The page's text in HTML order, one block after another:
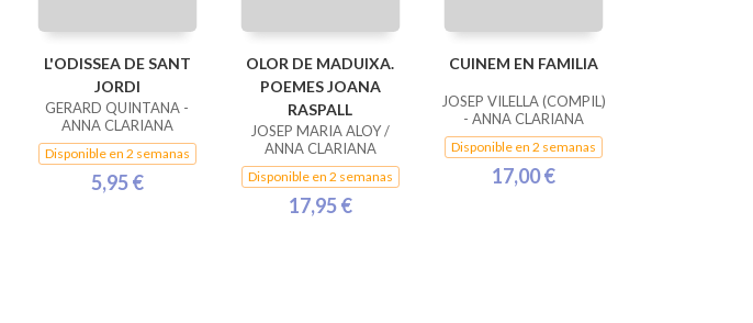
L'ODISSEA DE SANT
JORDI
GERARD QUINTANA -
ANNA CLARIANA
Disponible en 2 semanas
5,95 €
OLOR DE MADUIXA.
POEMES JOANA
RASPALL
JOSEP MARIA ALOY /
ANNA CLARIANA
Disponible en 2 semanas
17,95 €
CUINEM EN FAMILIA
JOSEP VILELLA (COMPIL)
- ANNA CLARIANA
Disponible en 2 semanas
17,00 €